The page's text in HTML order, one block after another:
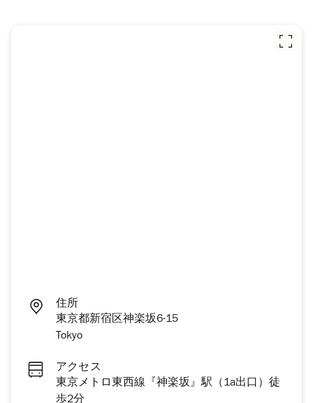
住所
東京都新宿区神楽坂6-15
Tokyo
アクセス
東京メトロ東西線『神楽坂』駅（1a出口）徒
歩2分